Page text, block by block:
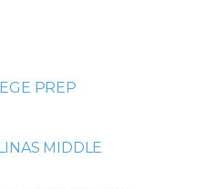
PREP
MIDDLE